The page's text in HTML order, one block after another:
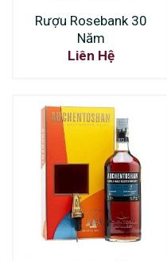
Rượu Rosebank 30
Năm
Liên Hệ